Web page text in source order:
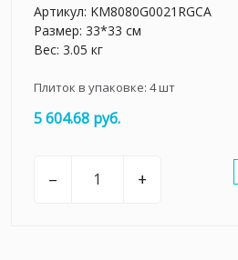
Артикул: KM8080G0021RGCA
Размер: 33*33 см
Вес: 3.05 кг
Плиток в упаковке: 4шт
5 604.68 руб.
– +